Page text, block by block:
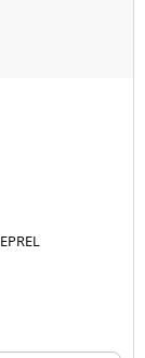
EPREL